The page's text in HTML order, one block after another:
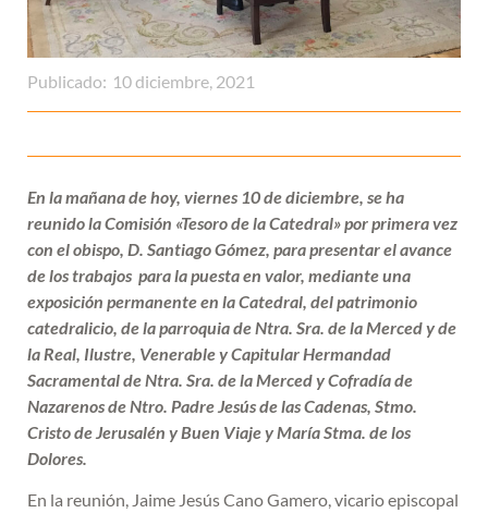
Publicado: 10 diciembre, 2021
En la mañana de hoy, viernes 10 de diciembre, se ha
reunido la Comisión «Tesoro de la Catedral» por primera vez
con el obispo, D. Santiago Gómez, para presentar el avance
de los trabajos para la puesta en valor, mediante una
exposición permanente en la Catedral, del patrimonio
catedralicio, de la parroquia de Ntra. Sra. de la Merced y de
la Real, Ilustre, Venerable y Capitular Hermandad
Sacramental de Ntra. Sra. de la Merced y Cofradía de
Nazarenos de Ntro. Padre Jesús de las Cadenas, Stmo.
Cristo de Jerusalén y Buen Viaje y María Stma. de los
Dolores.
En la reunión, Jaime Jesús Cano Gamero, vicario episcopal